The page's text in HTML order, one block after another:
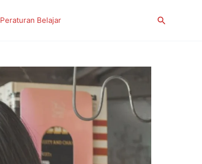
Peraturan Belajar Search